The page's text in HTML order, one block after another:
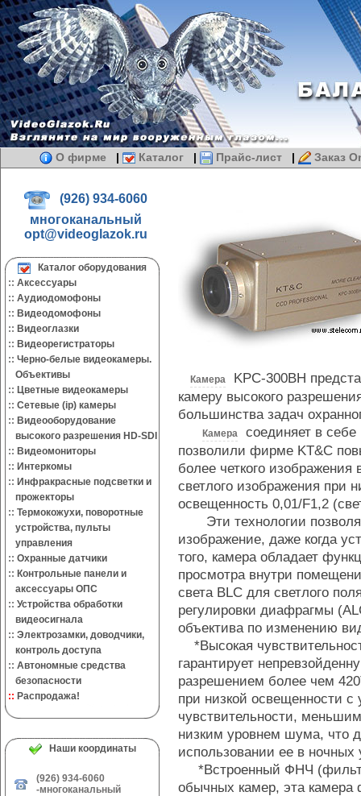
О фирме | Каталог | Прайс-лист | Заказ
(926) 934-6060
многоканальный
opt@videoglazok.ru
Каталог оборудования
:: Аксессуары
:: Аудиодомофоны
:: Видеодомофоны
:: Видеоглазки
:: Видеорегистраторы
:: Черно-белые видеокамеры.
Объективы
:: Цветные видеокамеры
:: Сетевые (ip) камеры
:: Видеооборудование
высокого разрешения HD-SDI
:: Видеомониторы
:: Интеркомы
:: Инфракрасные подсветки и
прожекторы
:: Термокожухи, поворотные
устройства, пульты
управления
:: Охранные датчики
:: Контрольные панели и
аксессуары ОПС
:: Устройства обработки
видеосигнала
:: Электрозамки, доводчики,
контроль доступа
:: Автономные средства
безопасности
:: Распродажа!
Наши координаты
(926) 934-6060
-многоканальный
Камера
KPC-300BH
камеру высокого
большинства задач
Камера
соединяет в
позволили фирме KT&C
более четкого
светлого изображения при
освещенность 0,01/F1,2
Эти технологии
изображение, даже когда
того, камера обладает
просмотра внутри
света BLC для светлого
регулировки диафрагмы
объектива по изменению
*Высокая
гарантирует
разрешением более чем
при низкой освещенности
чувствительности,
низким уровнем шума, что
использовании ее в ночных
*Встроенный ФНЧ
обычных камер, эта